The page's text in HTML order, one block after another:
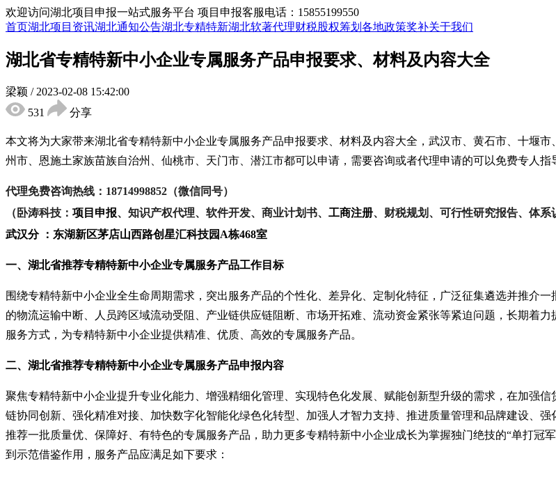
欢迎访问湖北项目申报一站式服务平台 项目申报客服电话：15855199550
首页湖北项目资讯湖北通知公告湖北专精特新湖北软著代理财税股权筹划 各地政策奖补关于我们
湖北省专精特新中小企业专属服务产品申报要求、材料及内容大全
梁颖 / 2023-02-08 15:42:00
531
分享
本文将为大家带来湖北省专精特新中小企业专属服务产品申报要求、材料及内容大全，武汉市、黄石市、十堰
州市、恩施土家族苗族自治州、仙桃市、天门市、潜江市都可以申请 ， 需要咨询或者代理申请的可以免费专人指
代理免费咨询热线： 18714998852（微信同号）
（卧涛科技： 项目申报、知识产权代理、软件开发、商业计划书、 工商注册、财税规划、可行性研究报告、体系
武汉分 ：东湖新区茅店山西路创星汇科技园 A栋468室
一、 湖北省推荐专精特新中小企业专属服务产品工作目标
围绕专精特新中小企业全生命周期需求，突出服务产品的个性化、差异化、定制化特征，广泛征集遴选并推介
的物流运输中断、人员跨区域流动受阻、产业链供应链阻断、市场开拓难、流动资金紧张等紧迫问题，长期着
服务方式，为专精特新中小企业提供精准、优质、高效的专属服务产品。
二、 湖北省推荐专精特新中小企业专属服务产品申报内容
聚焦专精特新中小企业提升专业化能力、增强精细化管理、实现特色化发展、赋能创新型升级的需求，在加强
链协同创新、强化精准对接、加快数字化智能化绿色化转型、加强人才智力支持、推进质量管理和品牌建设、
推荐一批质量优、保障好、有特色的专属服务产品，助力更多专精特新中小企业成长为掌握独门绝技的“单打冠
到示范借鉴作用，服务产品应满足如下要求：